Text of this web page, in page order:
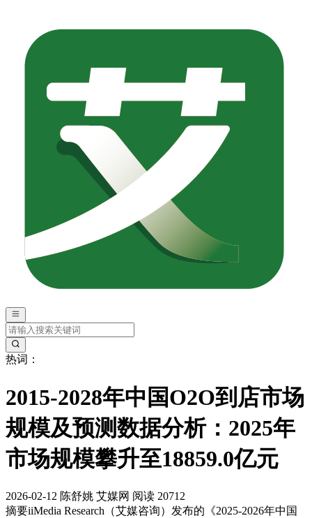
热词：
2015-2028年中国O2O到店市场
规模及预测数据分析：2025年
市场规模攀升至18859.0亿元
2026-02-12 陈舒姚 艾媒网 阅读 20712
摘要iiMedia Research（艾媒咨询）发布的《2025-2026年中国